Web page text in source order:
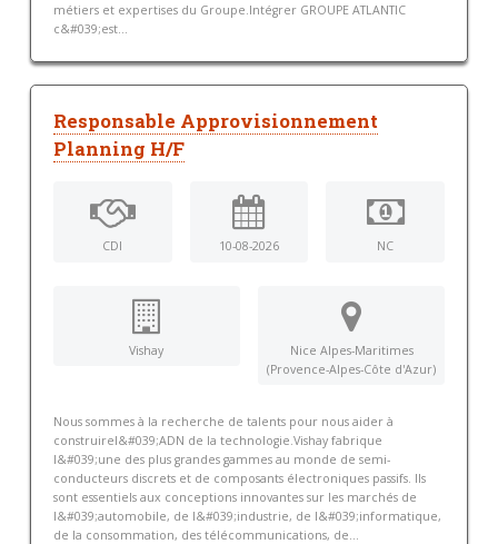
métiers et expertises du Groupe.Intégrer GROUPE ATLANTIC
c&#039;est...
Responsable Approvisionnement
Planning H/F
CDI 10-08-2026 NC
Vishay
Nice Alpes-Maritimes
(Provence-Alpes-Côte d'Azur)
Nous sommes à la recherche de talents pour nous aider à
construirel&#039;ADN de la technologie.Vishay fabrique
l&#039;une des plus grandes gammes au monde de semi-
conducteurs discrets et de composants électroniques passifs. Ils
sont essentiels aux conceptions innovantes sur les marchés de
l&#039;automobile, de l&#039;industrie, de l&#039;informatique,
de la consommation, des télécommunications, de...